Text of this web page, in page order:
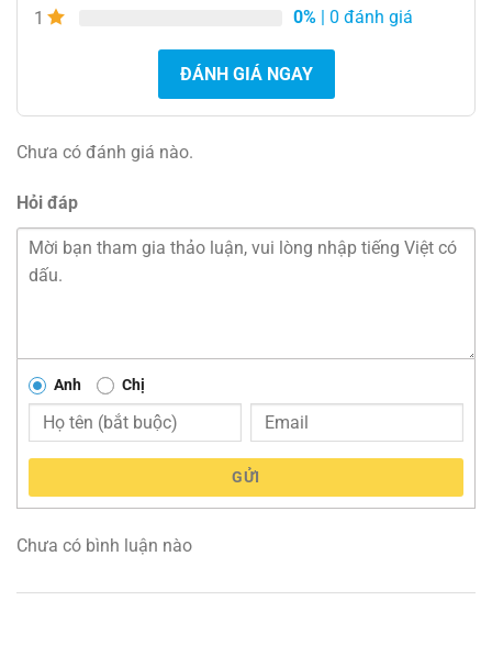
1
0% | 0 đánh giá
ĐÁNH GIÁ NGAY
Chưa có đánh giá nào.
Hỏi đáp
Anh Chị
GỬI
Chưa có bình luận nào